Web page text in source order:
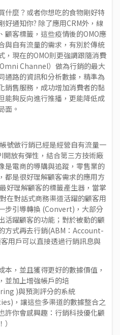
什麼？或者你想吃的食物剛好特
通知你? 除了應用CRM外，線
顧客標籤，這些疫情後的OMO應
與自有流量的需求，有別於傳統
，現在的OMO則更強調跟隨消費
Channel）做為行銷的最大
通路的資訊和分析數據，精準為
銷售服務，成功增加消費者的黏
能夠反向進行推播，更能降低成
面。
號做行銷已經是經營自有流量一
放有彈性，結合第三方技術廠
是電商的導購與追蹤，零售業的
都是很好理解顧客需求的應用方
好理解顧客的標籤產生器，當掌
在對話式商務渠道活躍的顧客用
步引導轉換 (Convert)，大部分
活躍顧客的功能；對於被動的顧
方式再去行銷(ABM：Account-
用戶可以直接透過行銷訊息與
，並且獲得更好的數據價值，
並加上增強帳戶的培
)與預測評分的系統
，讓這些多渠道的數據整合之
許你會感興趣： 行銷科技優化顧
）